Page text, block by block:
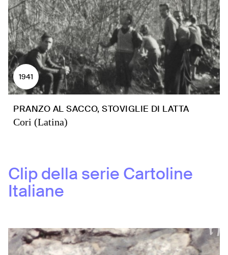
1941
PRANZO AL SACCO, STOVIGLIE DI LATTA
Cori (Latina)
Clip della serie Cartoline
Italiane